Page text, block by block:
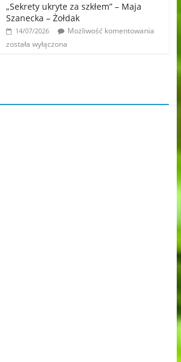
„Sekrety ukryte za szkłem” – Maja
Szanecka – Żołdak
14/07/2026
Możliwość komentowania
została wyłączona